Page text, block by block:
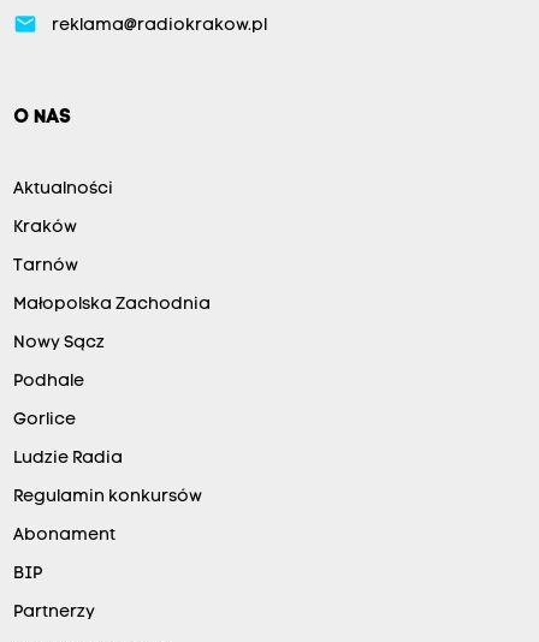
email reklama@radiokrakow.pl
O NAS
Aktualności
Kraków
Tarnów
Małopolska Zachodnia
Nowy Sącz
Podhale
Gorlice
Ludzie Radia
Regulamin konkursów
Abonament
BIP
Partnerzy